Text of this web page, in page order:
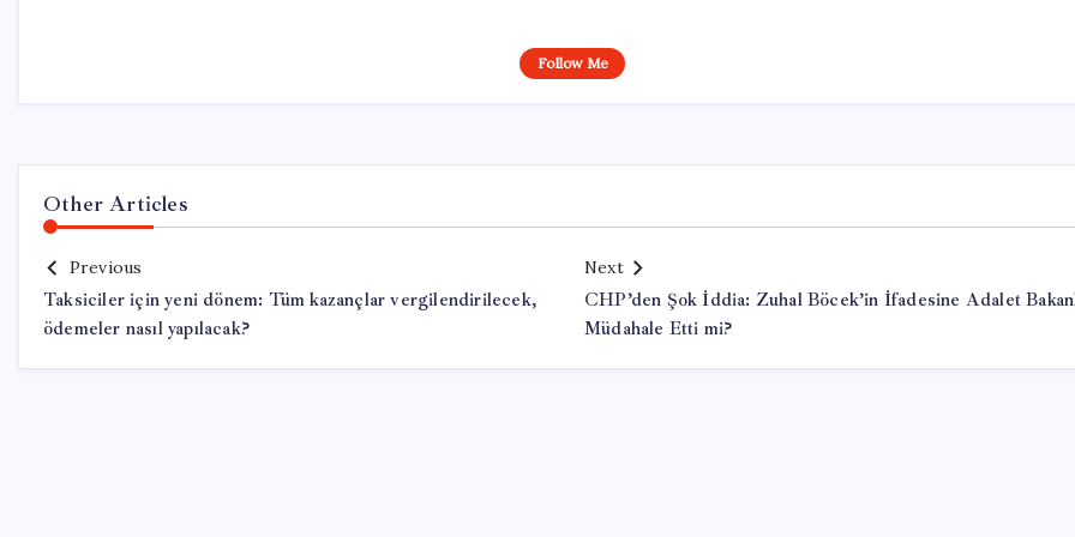
Follow Me
Other Articles
Previous
Taksiciler için yeni dönem: Tüm kazançlar vergilendirilecek,
ödemeler nasıl yapılacak?
Next
CHP’den Şok İddia: Zuhal Böcek’in İfadesine Adalet
Müdahale Etti mi?